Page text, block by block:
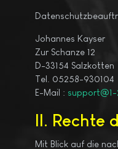
Johannes Kayser
Zur Schanze 12
D-33154 Salzkotten
Tel. 05258-930104
E-Mail :
II. Rechte
Mit Blick auf die